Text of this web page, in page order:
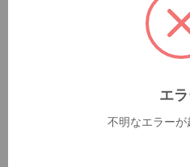
エ
不明なエラーが